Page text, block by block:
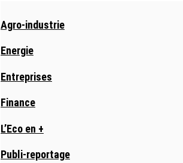
Agro-industrie
Energie
Entreprises
Finance
L’Eco en +
Publi-reportage